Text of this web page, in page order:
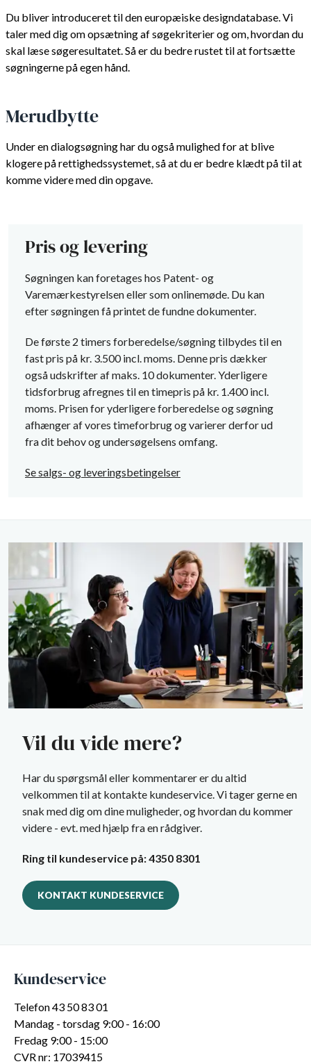
Du bliver introduceret til den europæiske designdatabase. Vi
taler med dig om opsætning af søgekriterier og om, hvordan du
skal læse søgeresultatet. Så er du bedre rustet til at fortsætte
søgningerne på egen hånd.
Merudbytte
Under en dialogsøgning har du også mulighed for at blive
klogere på rettighedssystemet, så at du er bedre klædt på til at
komme videre med din opgave.
Pris og levering
Søgningen kan foretages hos Patent- og
Varemærkestyrelsen eller som onlinemøde. Du kan
efter søgningen få printet de fundne dokumenter.
De første 2 timers forberedelse/søgning tilbydes til en
fast pris på kr. 3.500 incl. moms. Denne pris dækker
også udskrifter af maks. 10 dokumenter. Yderligere
tidsforbrug afregnes til en timepris på kr. 1.400 incl.
moms. Prisen for yderligere forberedelse og søgning
afhænger af vores timeforbrug og varierer derfor ud
fra dit behov og undersøgelsens omfang.
Se salgs- og leveringsbetingelser
Vil du vide mere?
Har du spørgsmål eller kommentarer er du altid
velkommen til at kontakte kundeservice.Vi tager gerne en
snak med dig om dine muligheder, og hvordan du kommer
videre - evt. med hjælp fra en rådgiver.
Ring til kundeservice på: 4350 8301
KONTAKT KUNDESERVICE
Kundeservice
Telefon 43 50 83 01
Mandag - torsdag 9:00 - 16:00
Fredag 9:00 - 15:00
CVR nr: 17039415